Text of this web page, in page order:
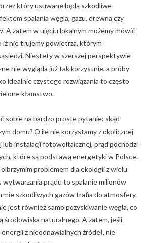
który usuwane będą szkodliwe
spalania węgla, gazu, drewna czy
A zatem w ujęciu lokalnym możemy mówić
iż nie trujemy powietrza, którym
Niestety w szerszej perspektywie
nie wygląda już tak korzystnie, a próby
idealnie czystego rozwiązania to często
kłamstwo.
sobie na bardzo proste pytanie: skąd
domu? O ile nie korzystamy z okolicznej
instalacji fotowoltaicznej, prąd pochodzi
które są podstawą energetyki w Polsce.
problemem dla ekologii z wielu
wytwarzania prądu to spalanie milionów
szkodliwych gazów trafia do atmosfery.
jest również samo pozyskiwanie węgla, co
środowiska naturalnego. A zatem, jeśli
z nieodnawialnych źródeł, nie